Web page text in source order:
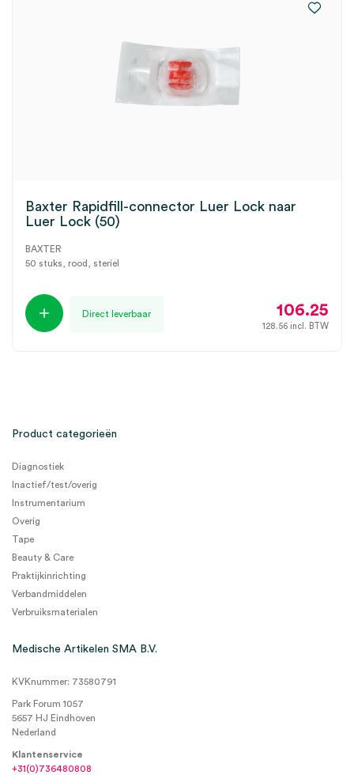
Baxter Rapidfill-connector Luer Lock naar
Luer Lock (50)
BAXTER
50 stuks, rood, steriel
Direct leverbaar 106.25
128.56 incl. BTW
Product categorieën
Diagnostiek
Inactief/test/overig
Instrumentarium
Overig
Tape
Beauty & Care
Praktijkinrichting
Verbandmiddelen
Verbruiksmaterialen
Medische Artikelen SMA B.V.
KVKnummer: 73580791
Park Forum 1057
5657 HJ Eindhoven
Nederland
Klantenservice
+31(0)736480808